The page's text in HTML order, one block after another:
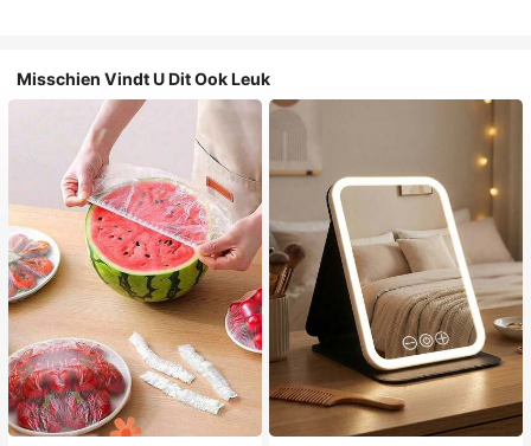
Misschien Vindt U Dit Ook Leuk